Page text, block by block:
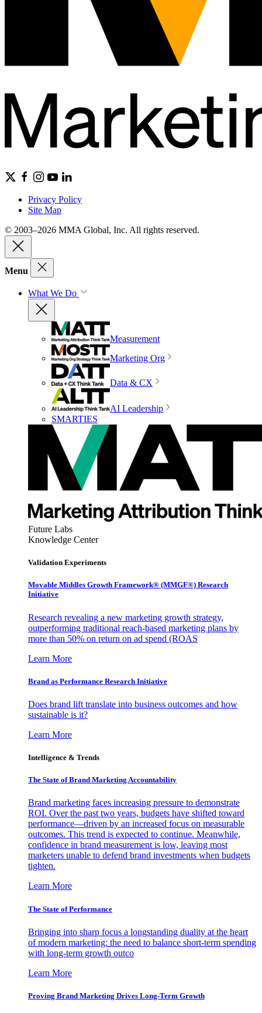
Privacy Policy
Site Map
© 2003–2026 MMA Global, Inc. All rights reserved.
Menu
What We Do
Measurement
Marketing Org
Data & CX
AI Leadership
SMARTIES
Future Labs
Knowledge Center
Validation Experiments
Movable Middles Growth Framework® (MMGF®) Research
Initiative
Research revealing a new marketing growth strategy,
outperforming traditional reach-based marketing plans by
more than 50% on return on ad spend (ROAS
Learn More
Brand as Performance Research Initiative
Does brand lift translate into business outcomes and how
sustainable is it?
Learn More
Intelligence & Trends
The State of Brand Marketing Accountability
Brand marketing faces increasing pressure to demonstrate
ROI. Over the past two years, budgets have shifted toward
performance—driven by an increased focus on measurable
outcomes. This trend is expected to continue. Meanwhile,
confidence in brand measurement is low, leaving most
marketers unable to defend brand investments when budgets
tighten.
Learn More
The State of Performance
Bringing into sharp focus a longstanding duality at the heart
of modern marketing: the need to balance short-term spending
with long-term growth outco
Learn More
Proving Brand Marketing Drives Long-Term Growth